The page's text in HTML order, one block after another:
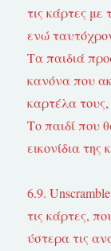
τις κάρτες με
ενώ
Τα παιδιά
κανόνα που
καρτέλα
Το παιδί που
εικονίδια της
6.9.
τις κάρτες,
ύστερα τις